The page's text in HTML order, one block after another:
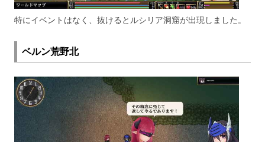
特にイベントはなく、抜けるとルシリア洞窟が出現しました。
ベルン荒野北